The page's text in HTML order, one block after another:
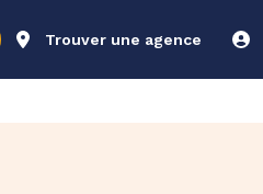
Trouver une agence